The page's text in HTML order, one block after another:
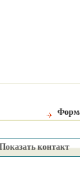
контакт